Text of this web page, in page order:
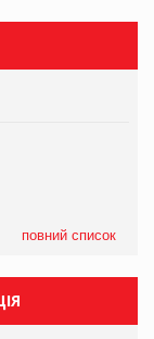
повний список